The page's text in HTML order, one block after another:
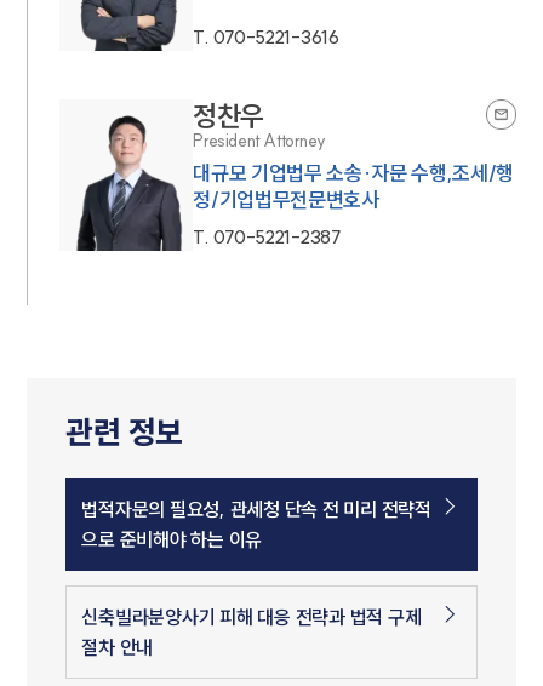
T. 070-5221-3616
정찬우
President Attorney
대규모 기업법무 소송·자문 수행,조세/행
정/기업법무전문변호사
T. 070-5221-2387
관련 정보
법적자문의 필요성, 관세청 단속 전 미리 전략적
으로 준비해야 하는 이유
신축빌라분양사기 피해 대응 전략과 법적 구제
절차 안내